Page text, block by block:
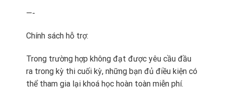
—-
Chính sách hỗ trợ:
Trong trường hợp không đạt được yêu cầu đầu
ra trong kỳ thi cuối kỳ, những bạn đủ điều kiện có
thể tham gia lại khoá học hoàn toàn miễn phí.